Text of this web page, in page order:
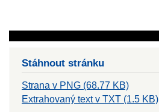
Stáhnout stránku
Strana v PNG (68.77 KB)
Extrahovaný text v TXT (1.5 KB)